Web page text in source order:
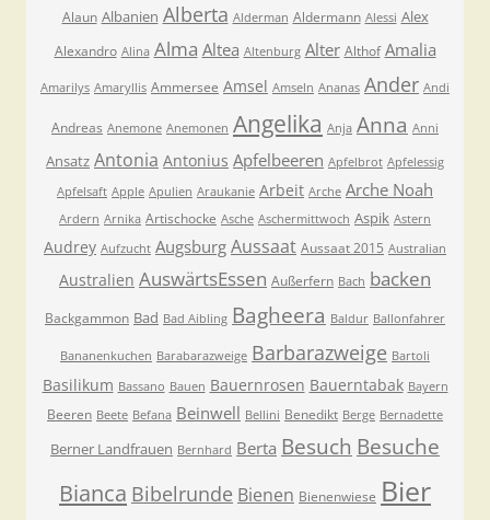
Alaun Albanien Alberta Alderman Aldermann Alessi Alex
Alexandro Alina Alma Altea Altenburg Alter Althof Amalia
Amarilys Amaryllis Ammersee Amsel Amseln Ananas Ander Andi
Andreas Anemone Anemonen Angelika Anja Anna Anni
Ansatz Antonia Antonius Apfelbeeren Apfelbrot Apfelessig
Apfelsaft Apple Apulien Araukanie Arbeit Arche Arche Noah
Ardern Arnika Artischocke Asche Aschermittwoch Aspik Astern
Audrey Aufzucht Augsburg Aussaat Aussaat 2015 Australian
Australien AuswärtsEssen Außerfern Bach backen
Backgammon Bad Bad Aibling Bagheera Baldur Ballonfahrer
Bananenkuchen Barabarazweige Barbarazweige Bartoli
Basilikum Bassano Bauen Bauernrosen Bauerntabak Bayern
Beeren Beete Befana Beinwell Bellini Benedikt Berge Bernadette
Berner Landfrauen Bernhard Berta Besuch Besuche
Bianca Bibelrunde Bienen Bienenwiese Bier